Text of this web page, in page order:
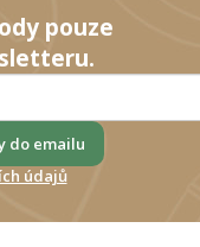
pouze
do emailu
údajů